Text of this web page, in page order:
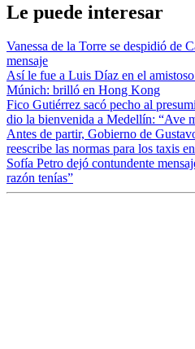
Le puede interesar
Vanessa de la Torre se despidió de
mensaje
Así le fue a Luis Díaz en el
Múnich: brilló en Hong Kong
Fico Gutiérrez sacó pecho al
dio la bienvenida a Medellín: “Ave
Antes de partir, Gobierno de
reescribe las normas para los taxis
Sofía Petro dejó contundente
razón tenías”